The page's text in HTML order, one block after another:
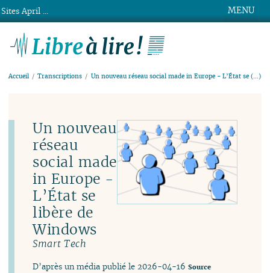
MENU
Accueil Transcriptions Un nouveau réseau social made in Europe - L’État se (…)
Un nouveau
réseau
social made
in Europe -
L’État se
libère de
Windows
Smart Tech
D’après un média publié le 2026-04-16 Source
Sites April ...